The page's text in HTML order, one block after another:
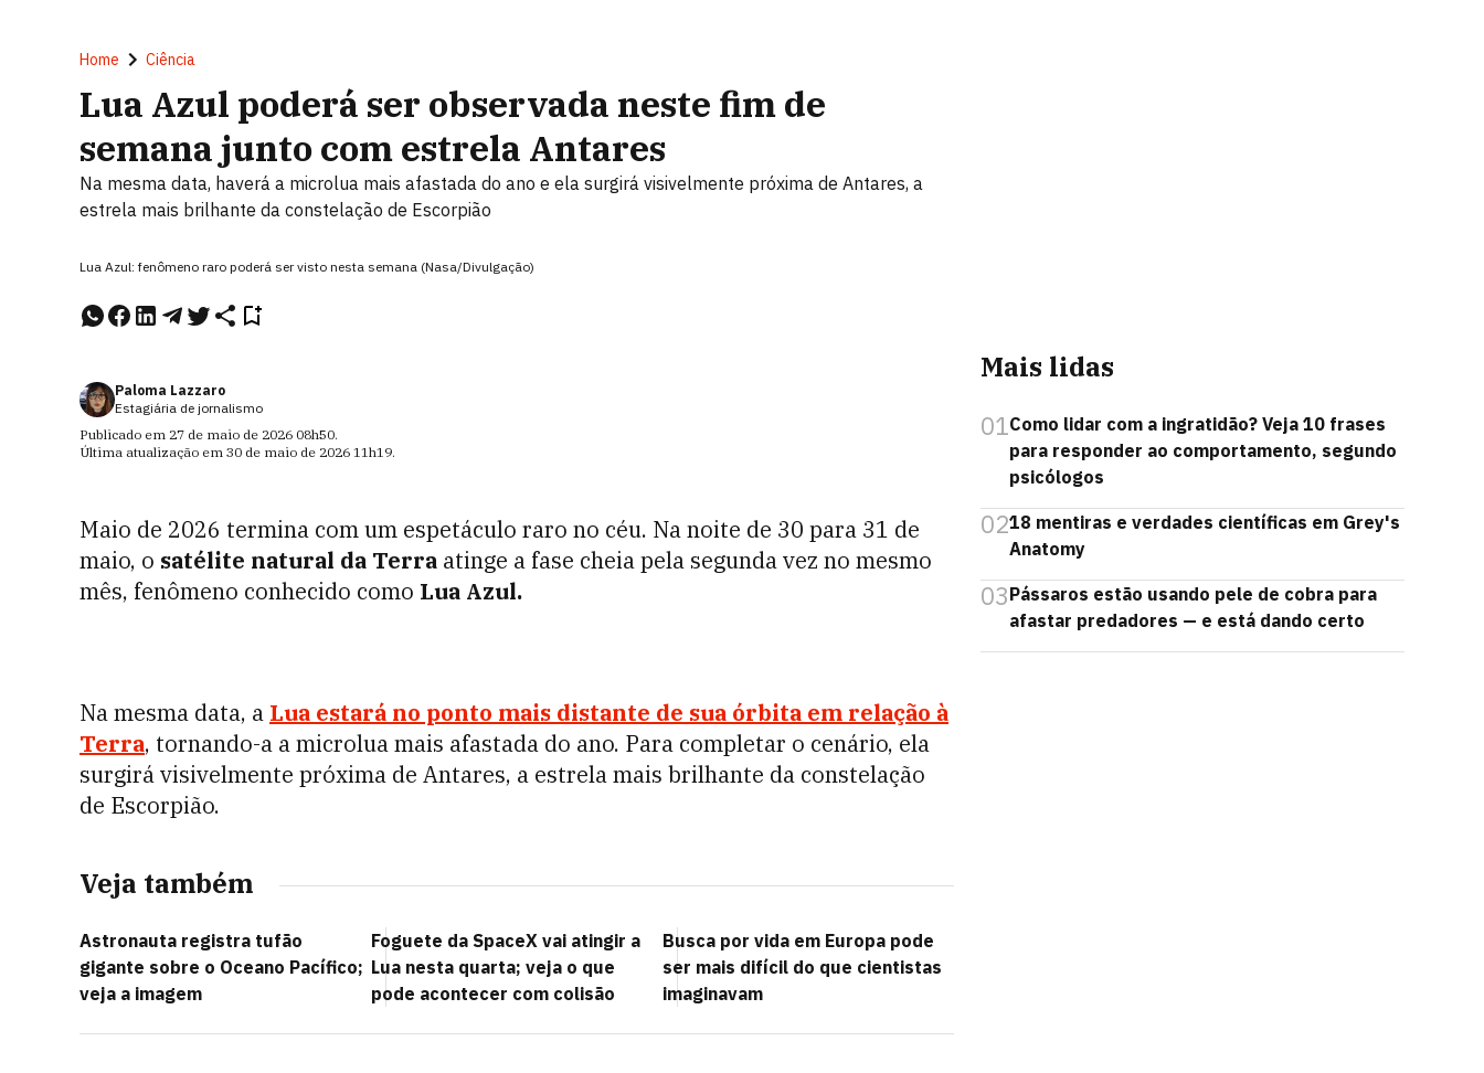
Home Ciência
Lua Azul poderá ser observada neste fim de
semana junto com estrela Antares
Na mesma data, haverá a microlua mais afastada do ano e ela surgirá visivelmente próxima de Antares, a
estrela mais brilhante da constelação de Escorpião
Lua Azul: fenômeno raro poderá ser visto nesta semana (Nasa/Divulgação)
Paloma Lazzaro
Estagiária de jornalismo
Publicado em 27 de maio de 2026 08h50.
Última atualização em 30 de maio de 2026 11h19.
Maio de 2026 termina com um espetáculo raro no céu. Na noite de 30 para 31 de
maio, o satélite natural da Terra atinge a fase cheia pela segunda vez no mesmo
mês, fenômeno conhecido como Lua Azul.
Na mesma data, a Lua estará no ponto mais distante de sua órbita em relação à
Terra, tornando-a a microlua mais afastada do ano. Para completar o cenário, ela
surgirá visivelmente próxima de Antares, a estrela mais brilhante da constelação
de Escorpião.
Veja também
Astronauta registra tufão
gigante sobre o Oceano Pacífico;
veja a imagem
Foguete da SpaceX vai atingir a
Lua nesta quarta; veja o que
pode acontecer com colisão
Busca por vida em Europa pode
ser mais difícil do que cientistas
imaginavam
Mais lidas
01Como lidar com a ingratidão? Veja 10 frases
para responder ao comportamento, segundo
psicólogos
0218 mentiras e verdades científicas em Grey's
Anatomy
03Pássaros estão usando pele de cobra para
afastar predadores — e está dando certo